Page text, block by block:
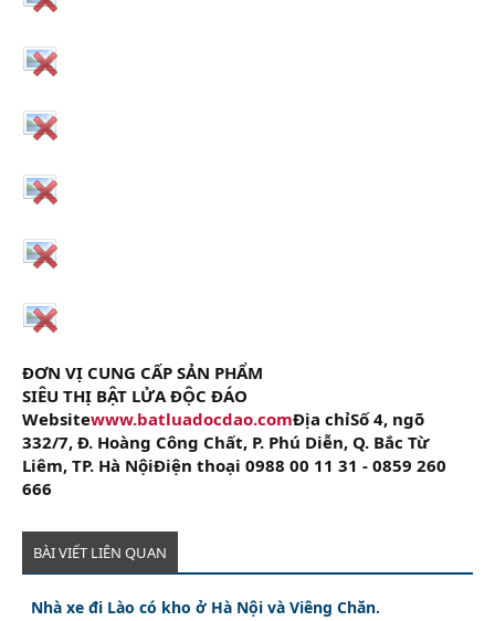
ĐƠN VỊ CUNG CẤP SẢN PHẨM
SIÊU THỊ BẬT LỬA ĐỘC ĐÁO
Websitewww.batluadocdao.comĐịa chỉSố 4, ngõ
332/7, Đ. Hoàng Công Chất, P. Phú Diễn, Q. Bắc Từ
Liêm, TP. Hà NộiĐiện thoại 0988 00 11 31 - 0859 260
666
BÀI VIẾT LIÊN QUAN
Nhà xe đi Lào có kho ở Hà Nội và Viêng Chăn.